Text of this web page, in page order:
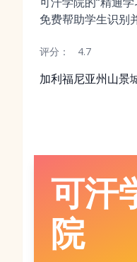
免费帮助学生识别
评分： 4.7
加利福尼亚州山景
可汗
院